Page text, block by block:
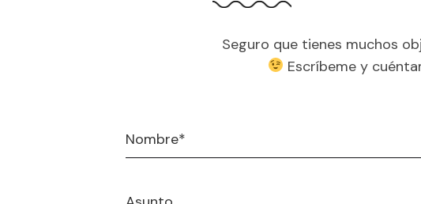
Seguro que tienes muchos
Escríbeme y